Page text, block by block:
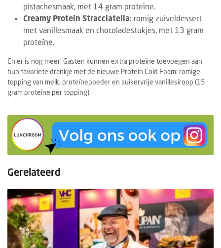
pistachesmaak, met 14 gram proteïne.
Creamy Protein Stracciatella: romig zuiveldessert
met vanillesmaak en chocoladestukjes, met 13 gram
proteïne.
En er is nog meer! Gasten kunnen extra proteïne toevoegen aan
hun favoriete drankje met de nieuwe Protein Cold Foam: romige
topping van melk, proteïnepoeder en suikervrije vanillesiroop (15
gram proteïne per topping).
Gerelateerd